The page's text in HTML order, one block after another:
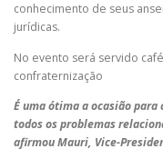
conhecimento de seus
jurídicas.
No evento será servido
confraternização
É uma ótima a ocasião
todos os problemas
afirmou Mauri, Vice-